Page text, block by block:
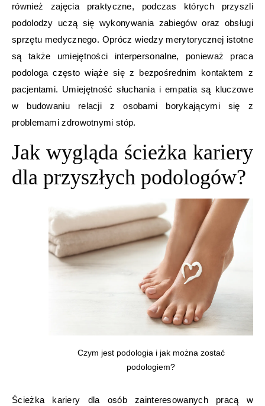
również zajęcia praktyczne, podczas których przyszli
podolodzy uczą się wykonywania zabiegów oraz obsługi
sprzętu medycznego. Oprócz wiedzy merytorycznej istotne
są także umiejętności interpersonalne, ponieważ praca
podologa często wiąże się z bezpośrednim kontaktem z
pacjentami. Umiejętność słuchania i empatia są kluczowe
w budowaniu relacji z osobami borykającymi się z
problemami zdrowotnymi stóp.
Jak wygląda ścieżka kariery
dla przyszłych podologów?
Czym jest podologia i jak można zostać
podologiem?
Ścieżka kariery dla osób zainteresowanych pracą w